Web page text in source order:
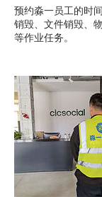
预约淼一员工的时
销毁、文件销毁、
等作业任务。